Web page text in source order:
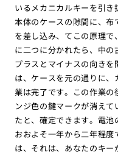
いるメカニカルキーを引
本体のケースの隙間に、
を差し込み、てこの原理
に二つに分かれたら、中の
プラスとマイナスの向き
は、ケースを元の通りに
業は完了です。この作業の
ンジ色の鍵マークが消え
たと、確定できます。電池
おおよそ一年から二年程
は、それは、あなたのキ